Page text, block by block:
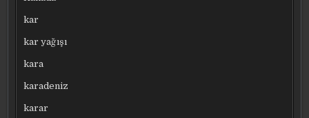
kar
kar yağışı
kara
karadeniz
karar